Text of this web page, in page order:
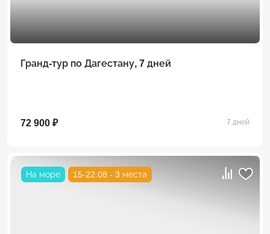
Гранд-тур по Дагестану, 7 дней
72 900 ₽ 7 дней
На море 15-22.08 - 3 места